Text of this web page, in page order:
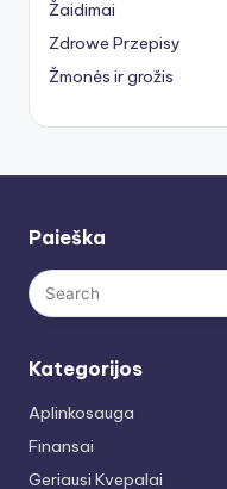
Žaidimai
Zdrowe Przepisy
Žmonės ir grožis
Paieška
Kategorijos
Aplinkosauga
Finansai
Geriausi Kvepalai